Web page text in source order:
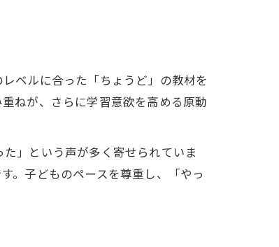
ベルに合った「ちょうど」の教材を
ねが、さらに学習意欲を高める原動
」という声が多く寄せられていま
。子どものペースを尊重し、「やっ